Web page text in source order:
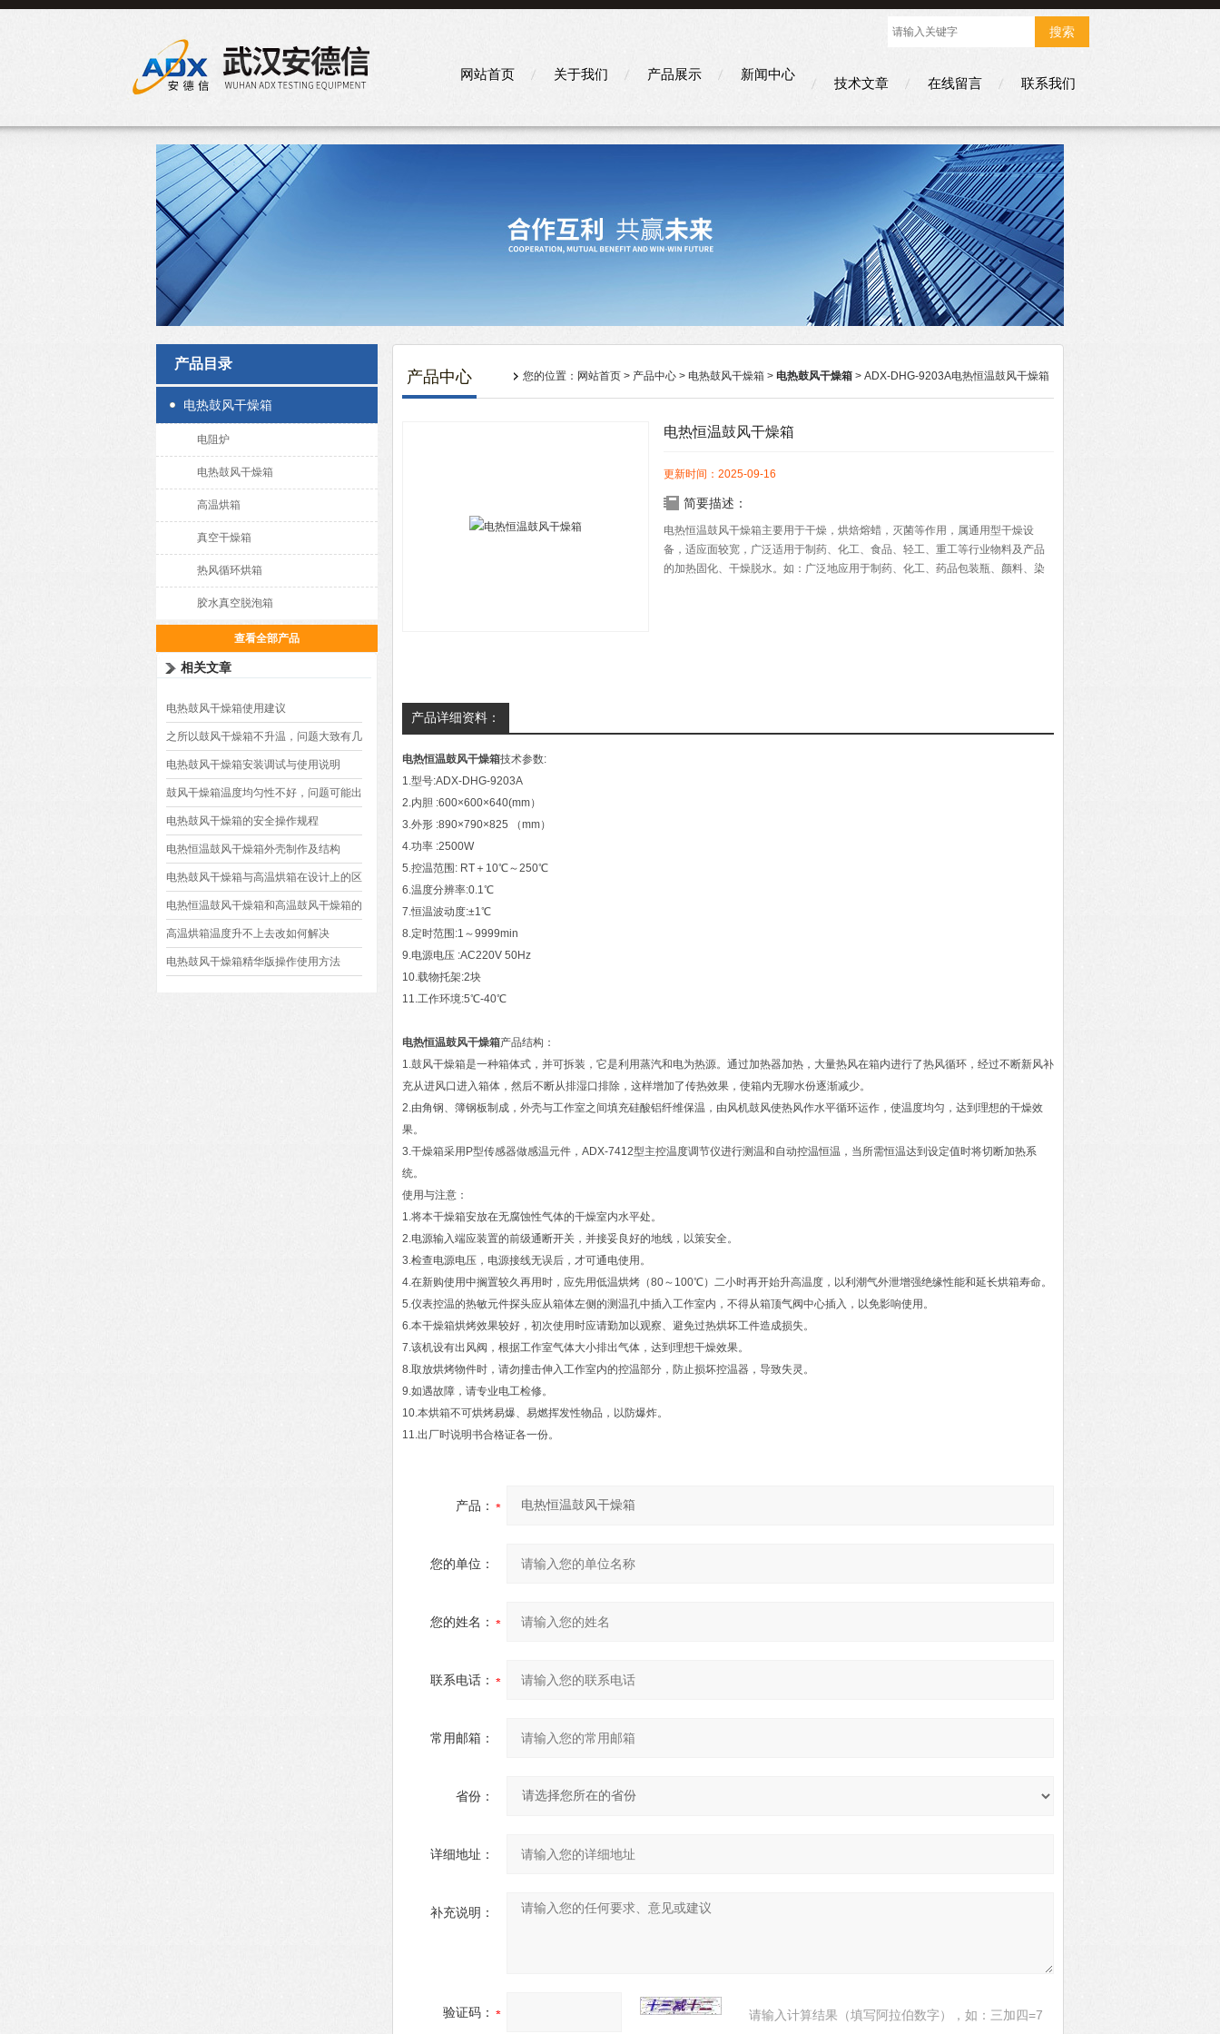
网站首页 关于我们 产品展示 新闻中心
技术文章 在线留言 联系我们
产品目录
电热鼓风干燥箱
电阻炉
电热鼓风干燥箱
高温烘箱
真空干燥箱
热风循环烘箱
胶水真空脱泡箱
查看全部产品
相关文章
电热鼓风干燥箱使用建议
之所以鼓风干燥箱不升温，问题大致有几
种
电热鼓风干燥箱安装调试与使用说明
鼓风干燥箱温度均匀性不好，问题可能出
在这
电热鼓风干燥箱的安全操作规程
电热恒温鼓风干燥箱外壳制作及结构
电热鼓风干燥箱与高温烘箱在设计上的区
别
电热恒温鼓风干燥箱和高温鼓风干燥箱的
区别
高温烘箱温度升不上去改如何解决
电热鼓风干燥箱精华版操作使用方法
产品中心 您的位置： 网站首页 > 产品中心 > 电热鼓风干燥箱 > 电热鼓风干燥箱 > ADX-DHG-9203A电热恒温鼓风干燥箱
电热恒温鼓风干燥箱
更新时间：2025-09-16
简要描述：
电热恒温鼓风干燥箱主要用于干燥，烘焙熔蜡，灭菌等作用，属通用型干燥设
备，适应面较宽，广泛适用于制药、化工、食品、轻工、重工等行业物料及产品
的加热固化、干燥脱水。如：广泛地应用于制药、化工、药品包装瓶、颜料、染
产品详细资料：
电热恒温鼓风干燥箱技术参数:
1.型号:ADX-DHG-9203A
2.内胆 :600×600×640(mm）
3.外形 :890×790×825 （mm）
4.功率 :2500W
5.控温范围: RT＋10℃～250℃
6.温度分辨率:0.1℃
7.恒温波动度:±1℃
8.定时范围:1～9999min
9.电源电压 :AC220V 50Hz
10.载物托架:2块
11.工作环境:5℃-40℃
电热恒温鼓风干燥箱产品结构：
1.鼓风干燥箱是一种箱体式，并可拆装，它是利用蒸汽和电为热源。通过加热器加热，大量热风在箱内进行了热风循环，经过不断新风补
充从进风口进入箱体，然后不断从排湿口排除，这样增加了传热效果，使箱内无聊水份逐渐减少。
2.由角钢、簿钢板制成，外壳与工作室之间填充硅酸铝纤维保温，由风机鼓风使热风作水平循环运作，使温度均匀，达到理想的干燥效
果。
3.干燥箱采用P型传感器做感温元件，ADX-7412型主控温度调节仪进行测温和自动控温恒温，当所需恒温达到设定值时将切断加热系
统。
使用与注意：
1.将本干燥箱安放在无腐蚀性气体的干燥室内水平处。
2.电源输入端应装置的前级通断开关，并接妥良好的地线，以策安全。
3.检查电源电压，电源接线无误后，才可通电使用。
4.在新购使用中搁置较久再用时，应先用低温烘烤（80～100℃）二小时再开始升高温度，以利潮气外泄增强绝缘性能和延长烘箱寿命。
5.仪表控温的热敏元件探头应从箱体左侧的测温孔中插入工作室内，不得从箱顶气阀中心插入，以免影响使用。
6.本干燥箱烘烤效果较好，初次使用时应请勤加以观察、避免过热烘坏工件造成损失。
7.该机设有出风阀，根据工作室气体大小排出气体，达到理想干燥效果。
8.取放烘烤物件时，请勿撞击伸入工作室内的控温部分，防止损坏控温器，导致失灵。
9.如遇故障，请专业电工检修。
10.本烘箱不可烘烤易爆、易燃挥发性物品，以防爆炸。
11.出厂时说明书合格证各一份。
产品：
您的单位：
您的姓名：
联系电话：
常用邮箱：
省份：
详细地址：
补充说明：
验证码： 请输入计算结果（填写阿拉伯数字），如：三加四=7